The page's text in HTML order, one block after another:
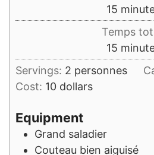
15
Temps
15
Servings: 2 personnes
Cost: 10 dollars
Equipment
Grand saladier
Couteau bien aiguisé